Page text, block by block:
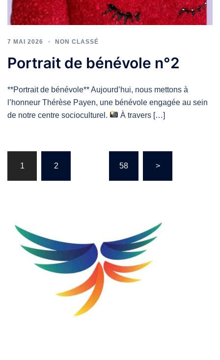
7 MAI 2026 NON CLASSÉ
Portrait de bénévole n°2
**Portrait de bénévole** Aujourd’hui, nous mettons à
l’honneur Thérèse Payen, une bénévole engagée au sein
de notre centre socioculturel.
À travers […]
des
articles
1 2 58 >